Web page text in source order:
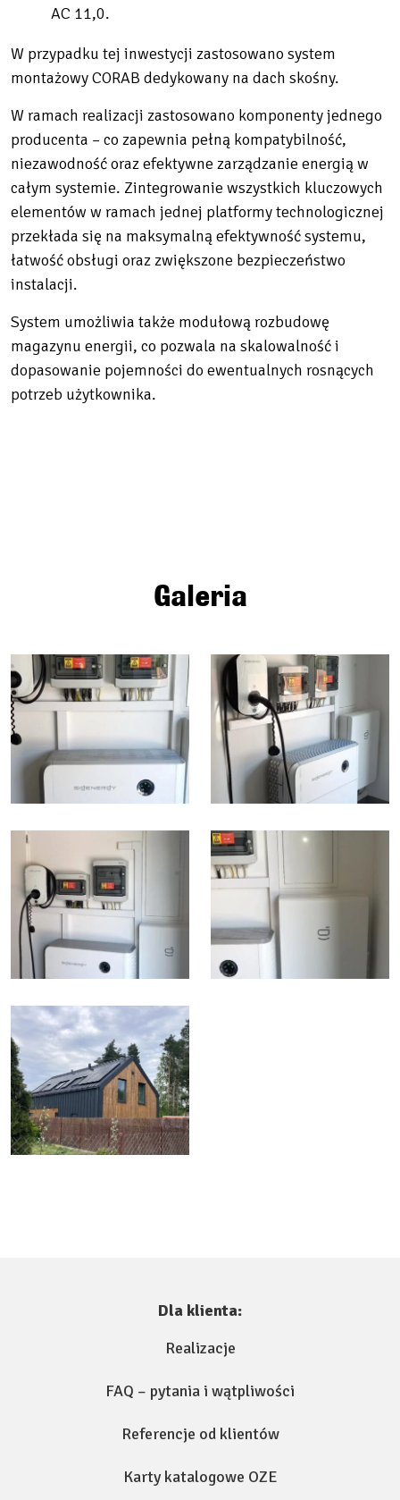
AC 11,0.
W przypadku tej inwestycji zastosowano system
montażowy CORAB dedykowany na dach skośny.
W ramach realizacji zastosowano komponenty jednego
producenta – co zapewnia pełną kompatybilność,
niezawodność oraz efektywne zarządzanie energią w
całym systemie. Zintegrowanie wszystkich kluczowych
elementów w ramach jednej platformy technologicznej
przekłada się na maksymalną efektywność systemu,
łatwość obsługi oraz zwiększone bezpieczeństwo
instalacji.
System umożliwia także modułową rozbudowę
magazynu energii, co pozwala na skalowalność i
dopasowanie pojemności do ewentualnych rosnących
potrzeb użytkownika.
Galeria
Dla klienta:
Realizacje
FAQ – pytania i wątpliwości
Referencje od klientów
Karty katalogowe OZE